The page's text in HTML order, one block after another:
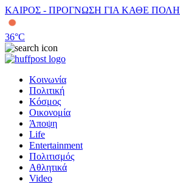
ΚΑΙΡΟΣ - ΠΡΟΓΝΩΣΗ ΓΙΑ ΚΑΘΕ ΠΟΛΗ
36°C
Κοινωνία
Πολιτική
Κόσμος
Οικονομία
Άποψη
Life
Entertainment
Πολιτισμός
Αθλητικά
Video